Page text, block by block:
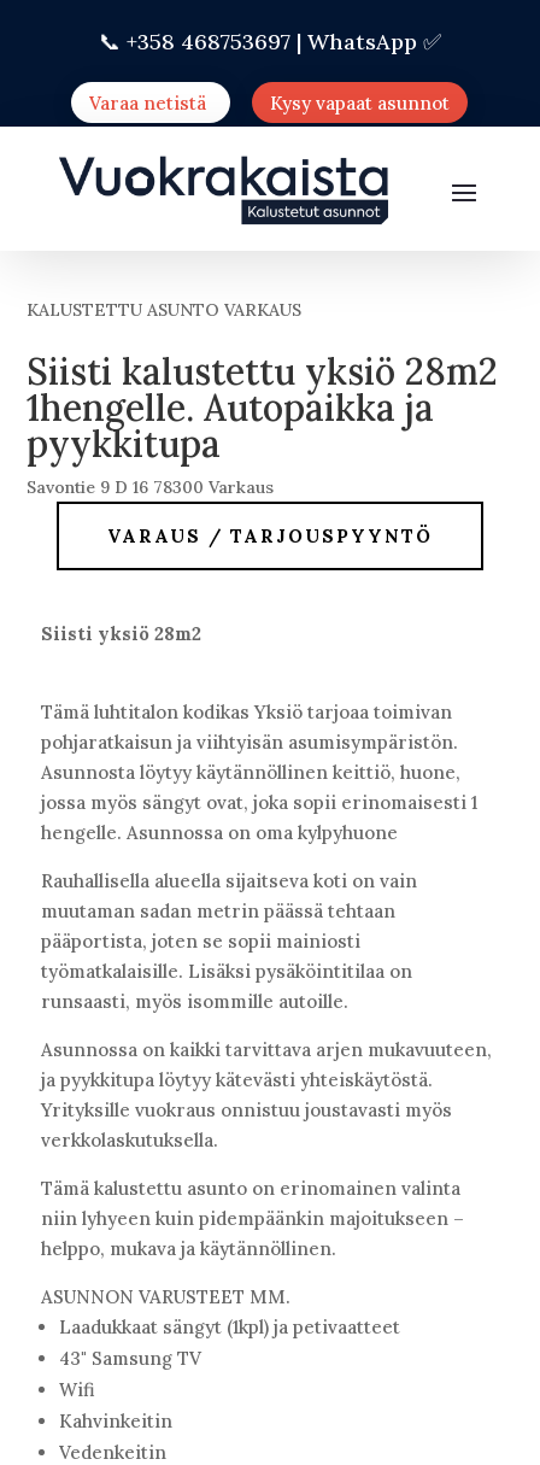
📞 +358 468753697 | WhatsApp ✅
Varaa netistä Kysy vapaat asunnot
KALUSTETTU ASUNTO VARKAUS
Siisti kalustettu yksiö 28m2
1hengelle. Autopaikka ja
pyykkitupa
Savontie 9 D 16 78300 Varkaus
VARAUS / TARJOUSPYYNTÖ
Siisti yksiö 28m2
Tämä luhtitalon kodikas Yksiö tarjoaa toimivan
pohjaratkaisun ja viihtyisän asumisympäristön.
Asunnosta löytyy käytännöllinen keittiö, huone,
jossa myös sängyt ovat, joka sopii erinomaisesti 1
hengelle. Asunnossa on oma kylpyhuone
Rauhallisella alueella sijaitseva koti on vain
muutaman sadan metrin päässä tehtaan
pääportista, joten se sopii mainiosti
työmatkalaisille. Lisäksi pysäköintitilaa on
runsaasti, myös isommille autoille.
Asunnossa on kaikki tarvittava arjen mukavuuteen,
ja pyykkitupa löytyy kätevästi yhteiskäytöstä.
Yrityksille vuokraus onnistuu joustavasti myös
verkkolaskutuksella.
Tämä kalustettu asunto on erinomainen valinta
niin lyhyeen kuin pidempäänkin majoitukseen –
helppo, mukava ja käytännöllinen.
ASUNNON VARUSTEET MM.
Laadukkaat sängyt (1kpl) ja petivaatteet
43" Samsung TV
Wifi
Kahvinkeitin
Vedenkeitin